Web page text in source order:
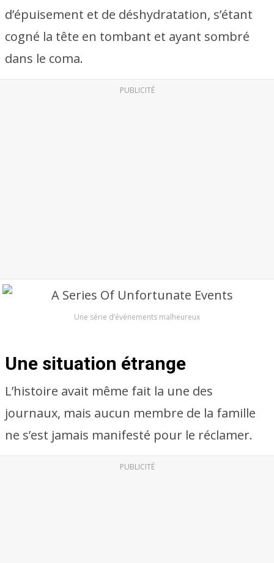
d’épuisement et de déshydratation, s’étant
cogné la tête en tombant et ayant sombré
dans le coma.
PUBLICITÉ
Une série d’événements malheureux
Une situation étrange
L’histoire avait même fait la une des
journaux, mais aucun membre de la famille
ne s’est jamais manifesté pour le réclamer.
PUBLICITÉ